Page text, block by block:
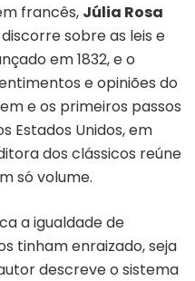
francês, Júlia Rosa
sobre as leis e
em 1832, e o
e opiniões do
e os primeiros passos
Estados Unidos, em
dos clássicos reúne
só volume.
a igualdade de
tinham enraizado, seja
descreve o sistema